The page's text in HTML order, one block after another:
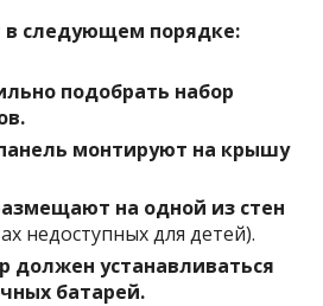
следующем порядке:
подобрать набор
.
монтируют на крышу
на одной из стен
недоступных для детей).
должен устанавливаться
батарей.